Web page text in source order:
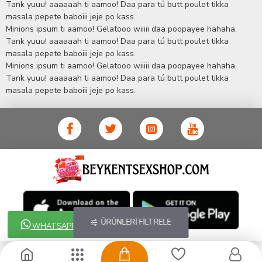
WHATSAPP !
ihtiyaçlarınızı en uygun fiyat ve taksit seçenekleriyle karşılıyor.
İstanbul beylikdüzü Erotik Shop sitemizde insan odaklı çalışma
stratejimiz ile müşterilerimizin yaşamlarında mutlu, sağlıklı ve
bakımlı olmaları için onlara sağlık ve güzellik danışmanlığı
sağlıyoruz.Sex ShopAlışveriş sitemiz Erotik Shop sektöründeki
gelişmeleri ve yenilikleri çok yakından takip etmesi, yaklaşık
5000'e yakın geniş ürün yelpazesi ile Türkiye'de bu sektörde
kendi alanımızda en geniş ürün gurubuna sahip ender
mağazalardan biri olması, müşteri memnuniyetini her zaman ön
planda tutan yaklaşımcı ve yenilikçi servislerin geliştirilmesi
konusundaki becerileri ile kendisine Cinsel Ürün hayatında lider
ve kalıcı bir yer edinmiştir.
Tank yuuu! aaaaaah ti aamoo! Daa para tú butt poulet tikka
masala pepete baboiii jeje po kass.
Minions ipsum ti aamoo! Gelatooo wiiiii daa poopayee hahaha.
Tank yuuu! aaaaaah ti aamoo! Daa para tú butt poulet tikka
masala pepete baboiii jeje po kass.
Minions ipsum ti aamoo! Gelatooo wiiiii daa poopayee hahaha.
Tank yuuu! aaaaaah ti aamoo! Daa para tú butt poulet tikka
masala pepete baboiii jeje po kass.
ÜRÜNLERI FILTRELE